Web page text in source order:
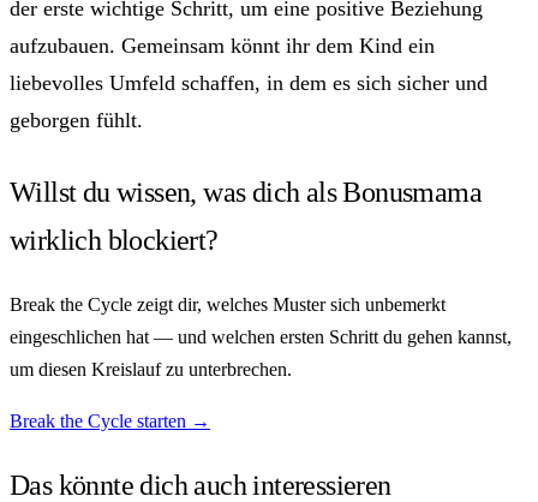
der erste wichtige Schritt, um eine positive Beziehung
aufzubauen. Gemeinsam könnt ihr dem Kind ein
liebevolles Umfeld schaffen, in dem es sich sicher und
geborgen fühlt.
Willst du wissen, was dich als Bonusmama
wirklich blockiert?
Break the Cycle zeigt dir, welches Muster sich unbemerkt
eingeschlichen hat — und welchen ersten Schritt du gehen kannst,
um diesen Kreislauf zu unterbrechen.
Break the Cycle starten →
Das könnte dich auchinteressieren